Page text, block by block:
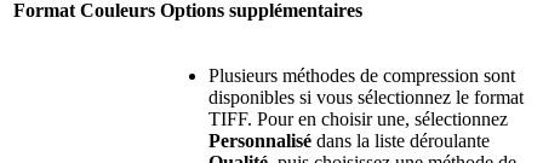
Format Couleurs Options supplémentaires
Plusieurs méthodes de compression sont
disponibles si vous sélectionnez le format
TIFF. Pour en choisir une, sélectionnez
Personnalisé dans la liste déroulante